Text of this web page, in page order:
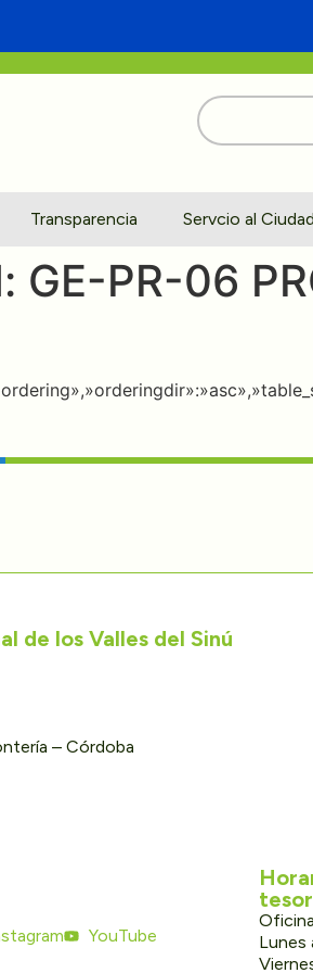
Buscar:
Transparencia Servcio al
GE-PR-06
de los Valles del Sinú
– Córdoba
YouTube
Lunes